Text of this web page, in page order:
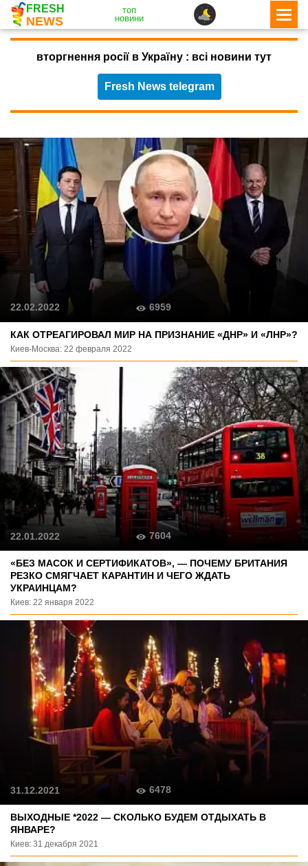
FRESH
NEWS
топ
новини
вторгнення росії в Україну : всі новини тут
Fresh News telegram
КАК ОТРЕАГИРОВАЛ МИР НА ПРИЗНАНИЕ «ДНР» И «ЛНР»?
Киев-Москва: 22 февраля 2022
22.02.2022 6959
«БЕЗ МАСОК И СЕРТИФИКАТОВ», — ПОЧЕМУ БРИТАНИЯ
РЕЗКО СМЯГЧАЕТ КАРАНТИН И ЧЕГО ЖДАТЬ
УКРАИНЦАМ?
Киев: 22 января 2022
22.01.2022 7604
ВЫХОДНЫЕ *2022 — СКОЛЬКО БУДЕМ ОТДЫХАТЬ В
ЯНВАРЕ?
Киев: 31 декабря 2021
31.12.2021 6478